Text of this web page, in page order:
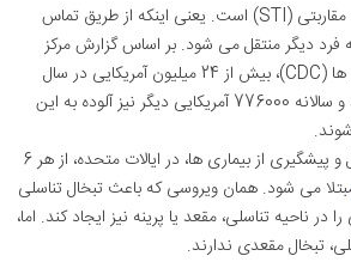
هرپس مقعدی یک عفونت مقاربتی (STI) است. یعنی اینکه از طریق تماس
فرد دیگر منتقل می شود. بر اساس گزارش مرکز
کنترل و پیشگیری از بیماری‌ ها (CDC)، بیش از 24 میلیون آمریکایی در سال
2013 به HSV2 مبتلا بودند و سالانه 776000 آمریکایی دیگر نیز آلوده به این
بر اساس آمارهای مرکز کنترل و پیشگیری از بیماری‌ ها، در ایالات متحده، از هر 6
می شود. همان ویروسی که باعث تبخال تناسلی
ناحیه تناسلی، مقعد یا پرینه نیز ایجاد کند. اما،
تبخال مقعدی ندارند.